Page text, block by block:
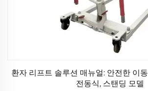
환자 리프트 솔루션 매뉴얼: 안전한 이
전동식, 스탠딩 모델